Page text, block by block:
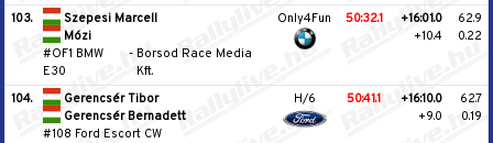
103.
Szepesi Marcell
Mózi
#OF1 BMW
E30
- Borsod Race Media
Kft.
Only4Fun 50:32.1
+16:01.0
+10.4
62.9
0.22
104.
Gerencsér Tibor
Gerencsér Bernadett
#108 Ford Escort CW
H/6 50:41.1
+16:10.0
+9.0
62.7
0.19